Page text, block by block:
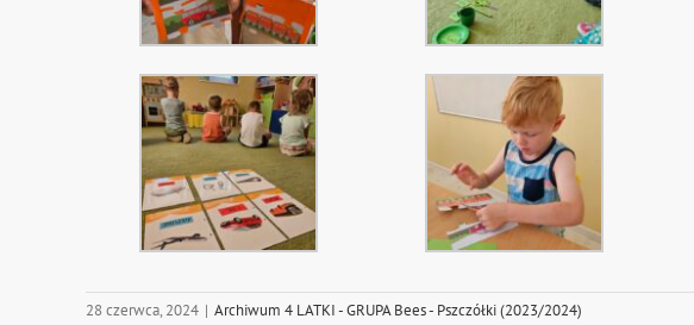
28 czerwca, 2024 | Archiwum 4 LATKI - GRUPA Bees - Pszczółki (2023/2024)